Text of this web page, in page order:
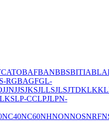
ATOBAFBANBBSBITIABLA
RGBAGFGL-
JJNJJSJKSJLLSJLSJTDKLK
LKSLP-CCLPJLPN-
NC40NC60NHNONNOSNRF